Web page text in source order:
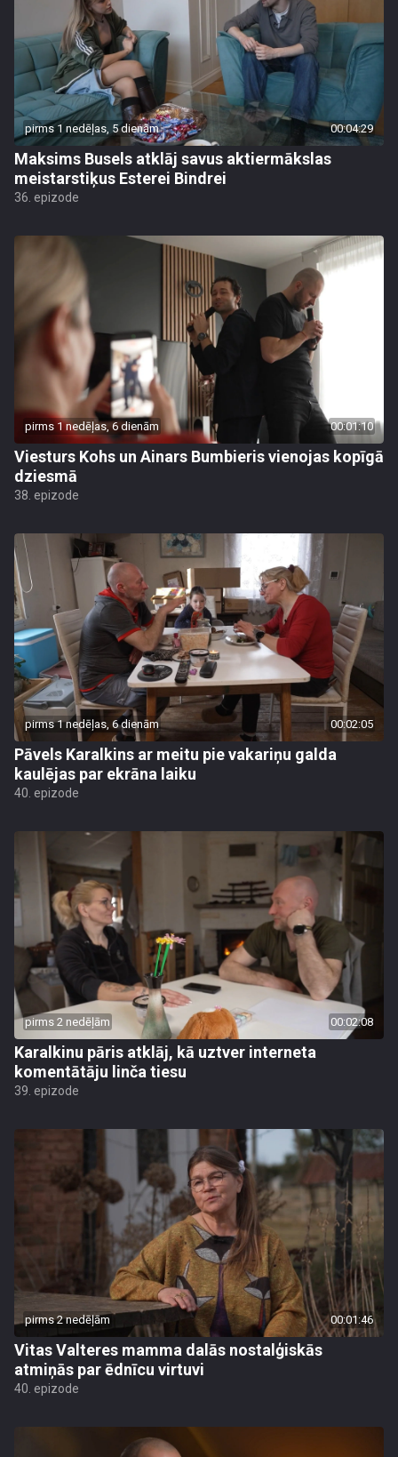
pirms 1 nedēļas, 5 dienām 00:04:29
Maksims Busels atklāj savus aktiermākslas
meistarstiķus Esterei Bindrei
36. epizode
pirms 1 nedēļas, 6 dienām 00:01:10
Viesturs Kohs un Ainars Bumbieris vienojas kopīgā
dziesmā
38. epizode
pirms 1 nedēļas, 6 dienām 00:02:05
Pāvels Karalkins ar meitu pie vakariņu galda
kaulējas par ekrāna laiku
40. epizode
pirms 2 nedēļām 00:02:08
Karalkinu pāris atklāj, kā uztver interneta
komentātāju linča tiesu
39. epizode
pirms 2 nedēļām 00:01:46
Vitas Valteres mamma dalās nostalģiskās
atmiņās par ēdnīcu virtuvi
40. epizode